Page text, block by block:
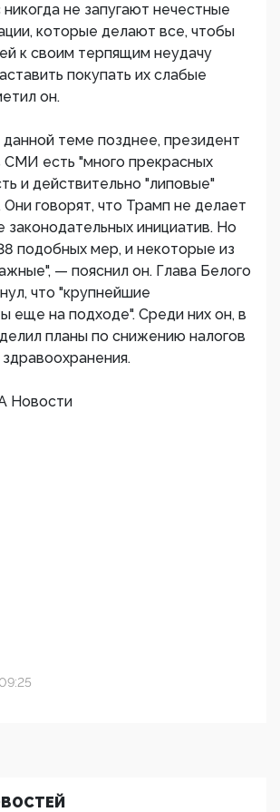
никогда не запугают нечестные
которые делают все, чтобы
к своим терпящим неудачу
покупать их слабые
он.
теме позднее, президент
СМИ есть "много прекрасных
и действительно "липовые"
говорят, что Трамп не делает
законодательных инициатив. Но
подобных мер, и некоторые из
— пояснил он. Глава Белого
что "крупнейшие
еще на подходе". Среди них он, в
планы по снижению налогов
Новости